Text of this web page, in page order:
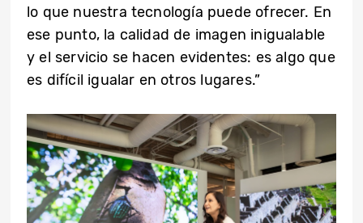
lo que nuestra tecnología puede ofrecer. En
ese punto, la calidad de imagen inigualable
y el servicio se hacen evidentes: es algo que
es difícil igualar en otros lugares.”